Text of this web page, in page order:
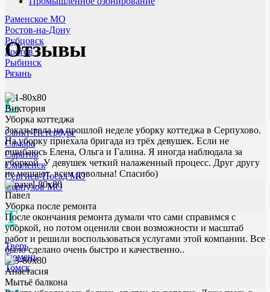
Раменское МО
Ростов-на-Дону
Рубцовск
Ростов
Рыбинск
Рязань
С
Санкт-Петербург
Самара
Саратов
Смоленск
Сергиев-Посад МО
Серпухов МО
Т
Тверь
Тюмень
Томск
Отзывы
Виктория
Уборка коттеджа
Заказывала на прошлой неделе уборку коттеджа в Серпухово.
На уборку приехала бригада из трёх девушек. Если не
ошибаюсь Елена, Ольга и Галина. Я иногда наблюдала за
уборкой. У девушек четкий налаженный процесс. Друг другу
не мешают, всем довольна! Спасибо)
Павел
Уборка после ремонта
После окончания ремонта думали что сами справимся с
уборкой, но потом оценили свои возможности и масштаб
работ и решили воспользоваться услугами этой компании. Все
было сделано очень быстро и качественно..
Анастасия
Мытьё балкона